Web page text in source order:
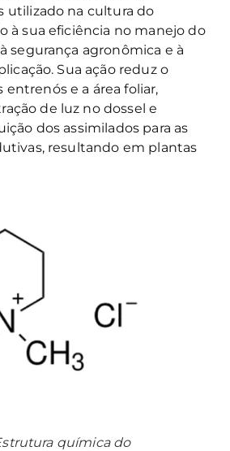
utilizado na cultura do
à sua eficiência no manejo do
segurança agronômica e à
Sua ação reduz o
e a área foliar,
de luz no dossel e
dos assimilados para as
resultando em plantas
química do